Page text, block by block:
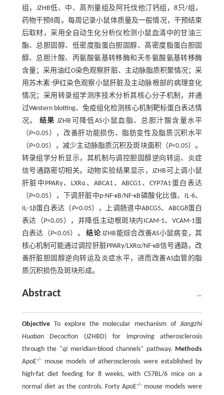
组，JZHB低、中、高剂量组及阿托伐他汀钙组，8只/组，
药物干预8周。每周记录小鼠体质量及一般情况，干预结束
后取材，采用全自动生化分析仪检测小鼠血清中的甘油三
酯、总胆固醇、低密度脂蛋白胆固醇、高密度脂蛋白胆固
醇、总胆汁酸、丙氨酸氨基转移酶和天冬氨酸氨基转移酶
含量；采用油红O染色观察肝脏、主动脉脂质积聚情况；采
用苏木素-伊红染色观察小鼠肝脏及主动脉根部的病理变化
情况；采用转录组学测序技术分析其核心分子机制，并通
过Western blotting、免疫组化检测核心机制靶标蛋白表达情
况。 结果 JZHB可降低AS小鼠血脂、总胆汁酸含量水平
（P<0.05），改善肝功能损伤、脂肪变性及脂质沉积水平
（P<0.05），减少主动脉脂质沉积及斑块面积（P<0.05）。
转录组学分析显示，其机制与调控胆固醇逆向转运、炎症
信号通路密切相关。动物实验结果显示，JZHB可上调小鼠
肝脏中PPARγ、LXRα、ABCA1、ABCG1、CYP7A1蛋白表达
（P<0.05），下调肝脏中p-NF-κB/NF-κB磷酸化比值、IL-6、
IL-1β蛋白表达（P<0.05），上调肠道中ABCG5、ABCG8蛋白
表达（P<0.05），并降低主动根斑块内ICAM-1、VCAM-1蛋
白表达（P<0.05）。结论JZHB能综合改善AS小鼠病变，其
核心机制可能通过调控肝脏PPARγ/LXRα/NF-κB信号通路，改
善肝脏胆固醇逆向转运及炎症水平，进而改善AS血管的脂
质沉积损伤及斑块形成。
Abstract
ObjectiveTo explore the molecular mechanism ofJiangzhi
HuabanDecoction (JZHBD) for improving atherosclerosis
through the "qi meridian-blood channels" pathway. Methods
ApoE-/-mouse models of atherosclerosis were established by
high-fat diet feeding for 8 weeks, with C57BL/6 mice on a
normal diet as the controls. Forty ApoE-/- mouse models were